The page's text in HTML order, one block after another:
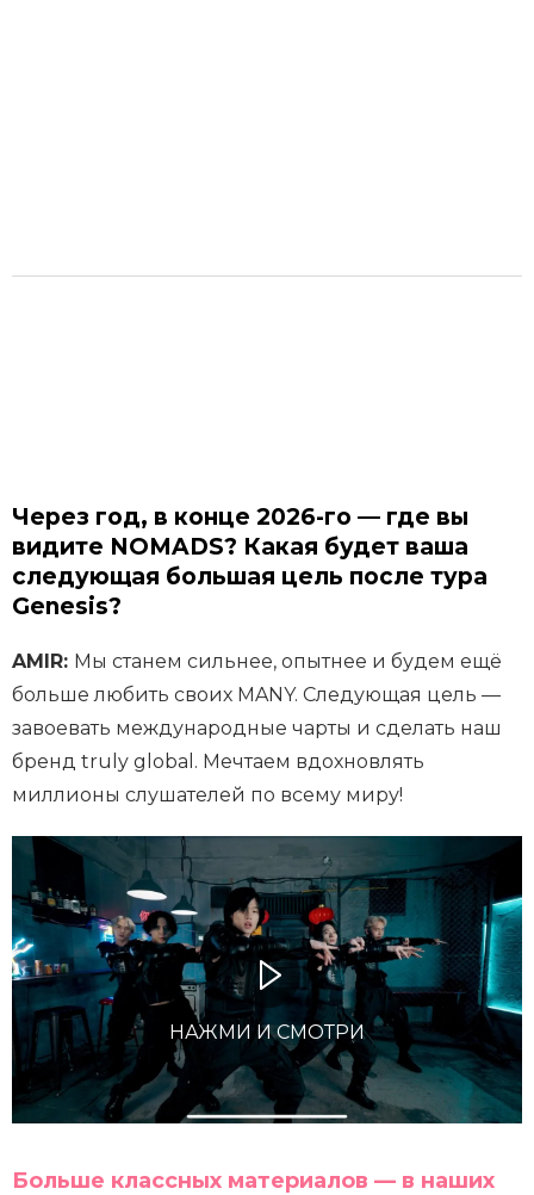
Через год, в конце 2026-го — где вы
видите NOMADS? Какая будет ваша
следующая большая цель после тура
Genesis?
AMIR: Мы станем сильнее, опытнее и будем ещё
больше любить своих MANY. Следующая цель —
завоевать международные чарты и сделать наш
бренд truly global. Мечтаем вдохновлять
миллионы слушателей по всему миру!
НАЖМИ И СМОТРИ
Больше классных материалов — в наших